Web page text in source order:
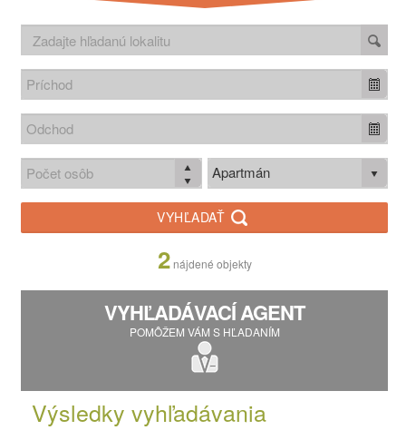
Apartmán
VYHĽADAŤ
2 nájdené objekty
VYHĽADÁVACÍ AGENT
POMÔŽEM VÁM S HĽADANÍM
Výsledky vyhľadávania